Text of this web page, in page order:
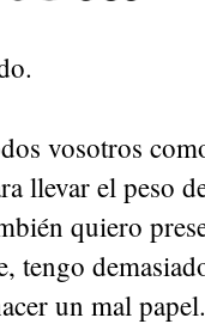
vosotros
llevar el peso
quiero
tengo
un mal